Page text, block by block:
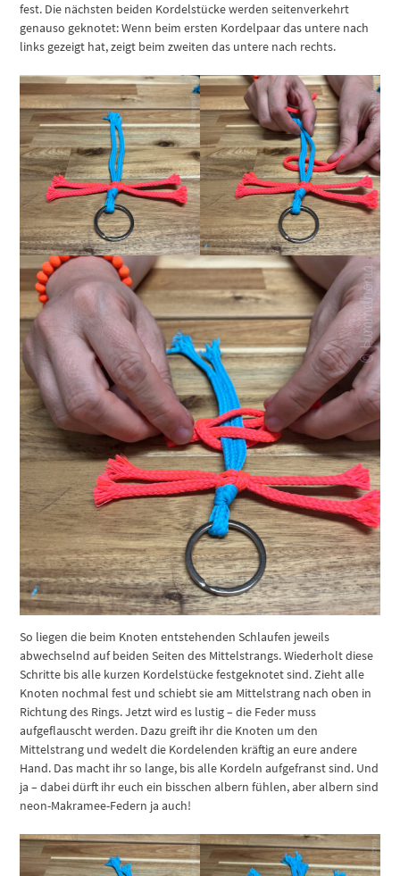
fest. Die nächsten beiden Kordelstücke werden seitenverkehrt
genauso geknotet: Wenn beim ersten Kordelpaar das untere nach
links gezeigt hat, zeigt beim zweiten das untere nach rechts.
So liegen die beim Knoten entstehenden Schlaufen jeweils
abwechselnd auf beiden Seiten des Mittelstrangs. Wiederholt diese
Schritte bis alle kurzen Kordelstücke festgeknotet sind. Zieht alle
Knoten nochmal fest und schiebt sie am Mittelstrang nach oben in
Richtung des Rings. Jetzt wird es lustig – die Feder muss
aufgeflauscht werden. Dazu greift ihr die Knoten um den
Mittelstrang und wedelt die Kordelenden kräftig an eure andere
Hand. Das macht ihr so lange, bis alle Kordeln aufgefranst sind. Und
ja – dabei dürft ihr euch ein bisschen albern fühlen, aber albern sind
neon-Makramee-Federn ja auch!